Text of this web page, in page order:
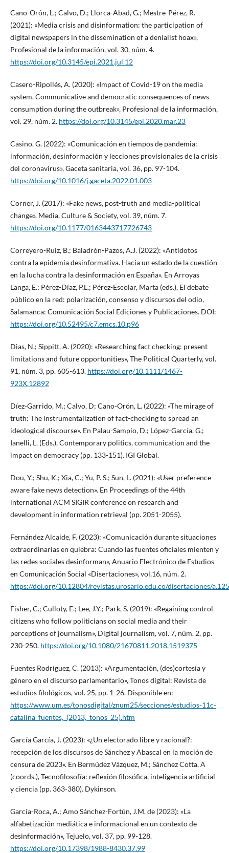
Cano-Orón, L.; Calvo, D.; Llorca-Abad, G.; Mestre-Pérez, R.
(2021): «Media crisis and disinformation: the participation of
digital newspapers in the dissemination of a denialist hoax»,
Profesional de la información, vol. 30, núm. 4.
https://doi.org/10.3145/epi.2021.jul.12
Casero-Ripollés, A. (2020): «Impact of Covid-19 on the media
system. Communicative and democratic consequences of news
consumption during the outbreak», Profesional de la información,
vol. 29, núm. 2. https://doi.org/10.3145/epi.2020.mar.23
Casino, G. (2022): «Comunicación en tiempos de pandemia:
información, desinformación y lecciones provisionales de la crisis
del coronavirus», Gaceta sanitaria, vol. 36, pp. 97-104.
https://doi.org/10.1016/j.gaceta.2022.01.003
Corner, J. (2017): «Fake news, post-truth and media-political
change», Media, Culture & Society, vol. 39, núm. 7.
https://doi.org/10.1177/0163443717726743
Correyero-Ruiz, B.; Baladrón-Pazos, A.J. (2022): «Antídotos
contra la epidemia desinformativa. Hacia un estado de la cuestión
en la lucha contra la desinformación en España». En Arroyas
Langa, E.; Pérez-Díaz, P.L.; Pérez-Escolar, Marta (eds.), El debate
público en la red: polarización, consenso y discursos del odio,
Salamanca: Comunicación Social Ediciones y Publicaciones. DOI:
https://doi.org/10.52495/c7.emcs.10.p96
Dias, N.; Sippitt, A. (2020): «Researching fact checking: present
limitations and future opportunities», The Political Quarterly, vol.
91, núm. 3, pp. 605-613. https://doi.org/10.1111/1467-
923X.12892
Díez-Garrido, M.; Calvo, D; Cano-Orón, L. (2022): «The mirage of
truth: The instrumentalization of fact-checking to spread an
ideological discourse». En Palau-Sampio, D.; López-García, G.;
Ianelli, L. (Eds.), Contemporary politics, communication and the
impact on democracy (pp. 133-151). IGI Global.
Dou, Y.; Shu, K.; Xia, C.; Yu, P. S.; Sun, L. (2021): «User preference-
aware fake news detection». En Proceedings of the 44th
international ACM SIGIR conference on research and
development in information retrieval (pp. 2051-2055).
Fernández Alcaide, F. (2023): «Comunicación durante situaciones
extraordinarias en quiebra: Cuando las fuentes oficiales mienten y
las redes sociales desinforman», Anuario Electrónico de Estudios
en Comunicación Social «Disertaciones», vol.16, núm. 2.
https://doi.org/10.12804/revistas.urosario.edu.co/disertaciones/
Fisher, C.; Culloty, E.; Lee, J.Y.; Park, S. (2019): «Regaining control
citizens who follow politicians on social media and their
perceptions of journalism», Digital journalism, vol. 7, núm. 2, pp.
230-250. https://doi.org/10.1080/21670811.2018.1519375
Fuentes Rodríguez, C. (2013): «Argumentación, (des)cortesía y
género en el discurso parlamentario», Tonos digital: Revista de
estudios filológicos, vol. 25, pp. 1-26. Disponible en:
https://www.um.es/tonosdigital/znum25/secciones/estudios-11c-
catalina_fuentes,_(2013,_tonos_25).htm
García García, J. (2023): «¿Un electorado libre y racional?:
recepción de los discursos de Sánchez y Abascal en la moción de
censura de 2023». En Bermúdez Vázquez, M.; Sánchez Cotta, A
(coords.), Tecnofilosofía: reflexión filosófica, inteligencia artificial
y ciencia (pp. 363-380). Dykinson.
García-Roca, A.; Amo Sánchez-Fortún, J.M. de (2023): «La
alfabetización mediática e informacional en un contexto de
desinformación», Tejuelo, vol. 37, pp. 99-128.
https://doi.org/10.17398/1988-8430.37.99